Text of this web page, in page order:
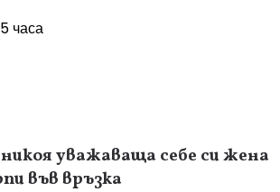
часа
уважаваща себе си жена
във връзка